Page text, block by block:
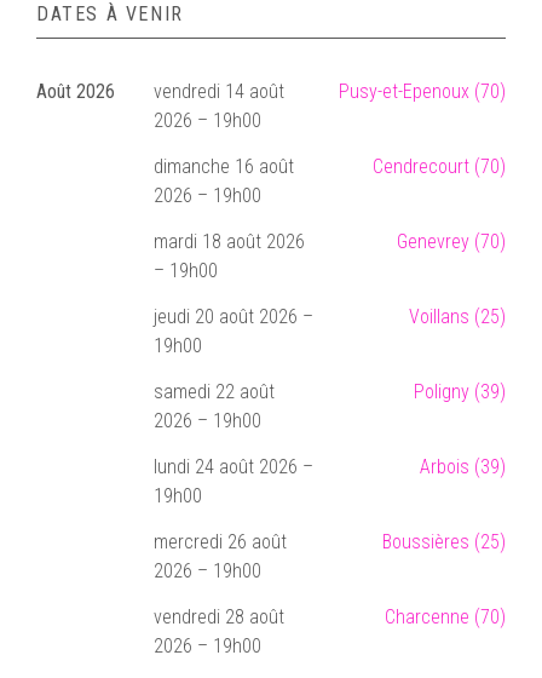
DATES À VENIR
Août 2026
vendredi 14 août
2026 – 19h00
Pusy-et-Epenoux (70)
dimanche 16 août
2026 – 19h00
Cendrecourt (70)
mardi 18 août 2026
– 19h00
Genevrey (70)
jeudi 20 août 2026 –
19h00
Voillans (25)
samedi 22 août
2026 – 19h00
Poligny (39)
lundi 24 août 2026 –
19h00
Arbois (39)
mercredi 26 août
2026 – 19h00
Boussières (25)
vendredi 28 août
2026 – 19h00
Charcenne (70)